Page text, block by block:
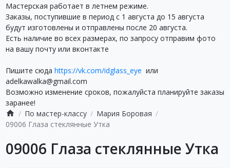
Мастерская работает в летнем режиме.
Заказы, поступившие в период с 1 августа до 15 августа
будут изготовлены и отправлены после 20 августа.
Есть наличие во всех размерах, по запросу отправим фото
на вашу почту или вконтакте
Пишите сюда https://vk.com/idglass_eye или
adelkawalka@gmail.com
Возможно изменение сроков, пожалуйста планируйте заказы
заранее!
По мастер-классу
Мария Боровая
09006 Глаза стеклянные Утка
09006 Глаза стеклянные Утка